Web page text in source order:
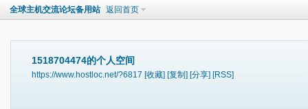
全球主机交流论坛备用站 返回首页
1518704474的个人空间
https://www.hostloc.net/?6817 [收藏] [复制] [分享] [RSS]